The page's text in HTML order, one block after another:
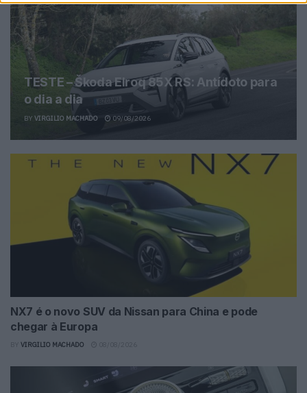
TESTE – Škoda Elroq 85X RS: Antídoto para
o dia a dia
BY VIRGILIO MACHADO 09/08/2026
NX7 é o novo SUV da Nissan para China e pode
chegar à Europa
VIRGILIO MACHADO